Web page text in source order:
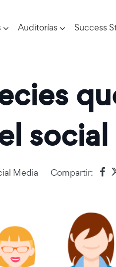
Auditorías Success
Media Compartir: